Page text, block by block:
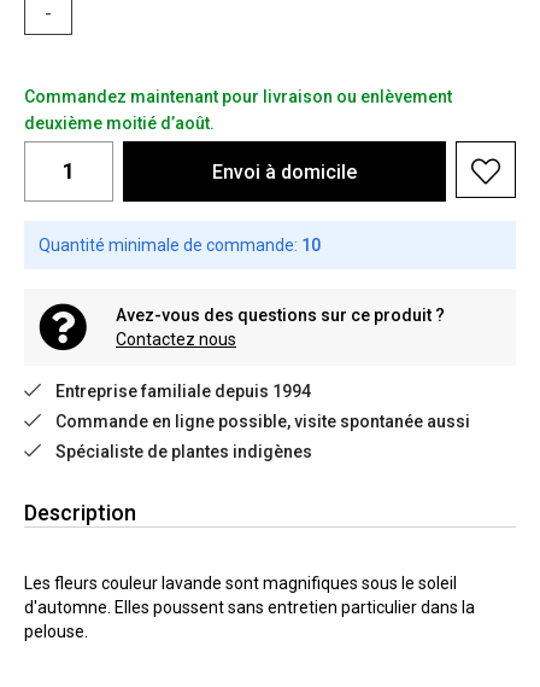
-
Commandez maintenant pour livraison ou enlèvement
deuxième moitié d’août.
Envoi à domicile
Quantité minimale de commande: 10
Avez-vous des questions sur ce produit ?
Contactez nous
Entreprise familiale depuis 1994
Commande en ligne possible, visite spontanée aussi
Spécialiste de plantes indigènes
Description
Les fleurs couleur lavande sont magnifiques sous le soleil
d'automne. Elles poussent sans entretien particulier dans la
pelouse.